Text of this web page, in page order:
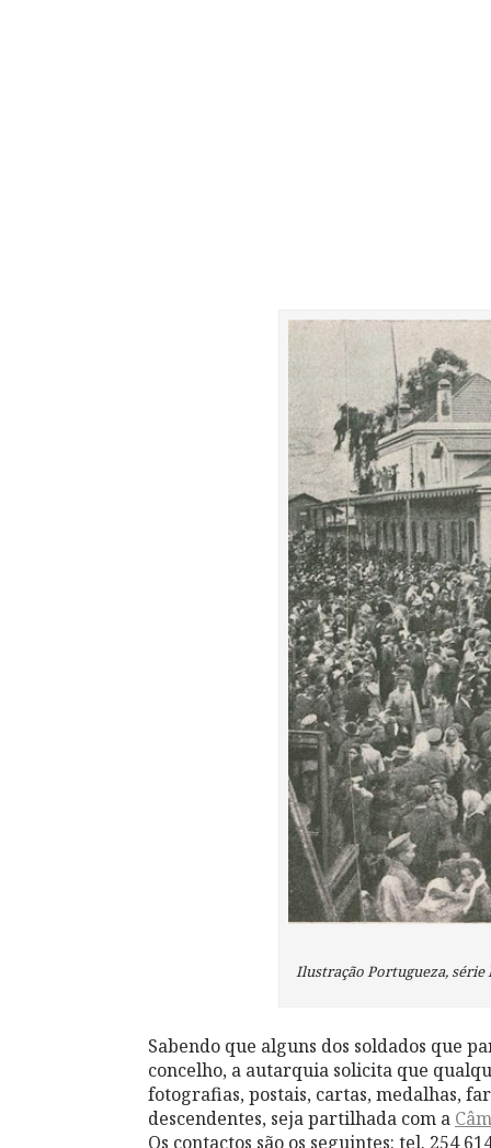
Ilustração Portugueza, série
Sabendo que alguns dos soldados que
concelho, a autarquia solicita que
fotografias, postais, cartas, medalhas,
descendentes, seja partilhada com a
Os contactos são os seguintes: tel. 254